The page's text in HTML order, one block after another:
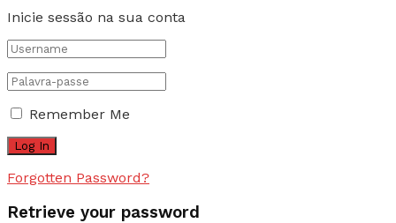
Inicie sessão na sua conta
Remember Me
Forgotten Password?
Retrieve your password